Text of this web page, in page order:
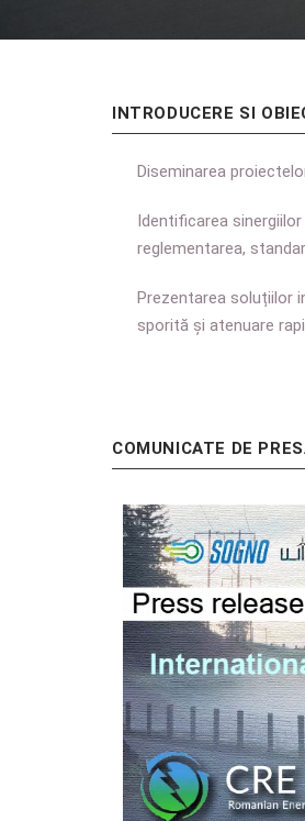
INTRODUCERE SI
Diseminarea
Identificarea
reglementarea,
Prezentarea soluțiilor
sporită și atenuare
COMUNICATE DE